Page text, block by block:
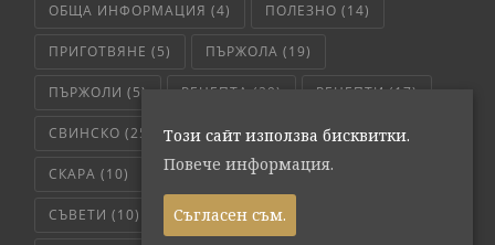
ОБЩА ИНФОРМАЦИЯ (4) ПОЛЕЗНО (14)
ПРИГОТВЯНЕ (5) ПЪРЖОЛА (19)
ПЪРЖОЛИ (5) РЕЦЕПТА (29) РЕЦЕПТИ (17)
СВИНСКО (25) СВИНСКО МЕСО(36)
СКАРА (10) СЛОУ КУКЪР(5) СОС
СЪВЕТИ (10) ТЕЛЕШКО(7)
Този сайт използва бисквитки.
Повече информация.
Съгласен съм.